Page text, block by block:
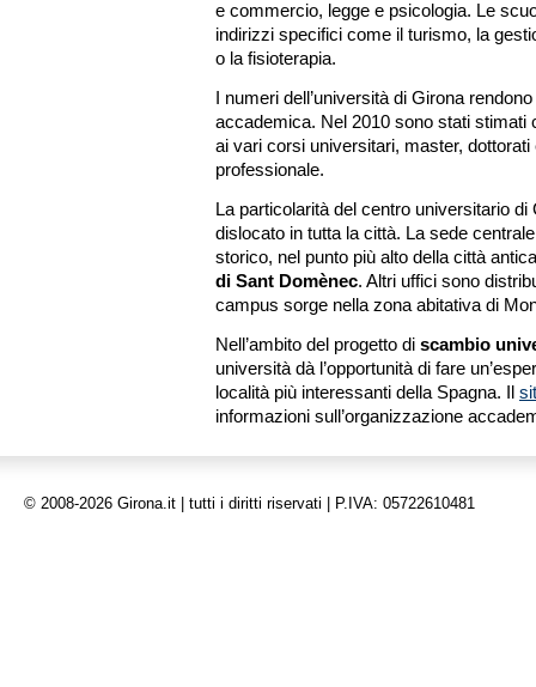
e commercio, legge e psicologia. Le
indirizzi specifici come il turismo, la
o la fisioterapia.
I numeri dell’università di Girona
accademica. Nel 2010 sono stati stimati
ai vari corsi universitari, master,
professionale.
La particolarità del centro universitario
dislocato in tutta la città. La sede
storico, nel punto più alto della città
di Sant Domènec. Altri uffici sono
campus sorge nella zona abitativa di
Nell’ambito del progetto di scambio
università dà l’opportunità di fare
località più interessanti della Spagna. Il
informazioni sull’organizzazione
© 2008-2026 Girona.it | tutti i diritti riservati | P.IVA: 05722610481